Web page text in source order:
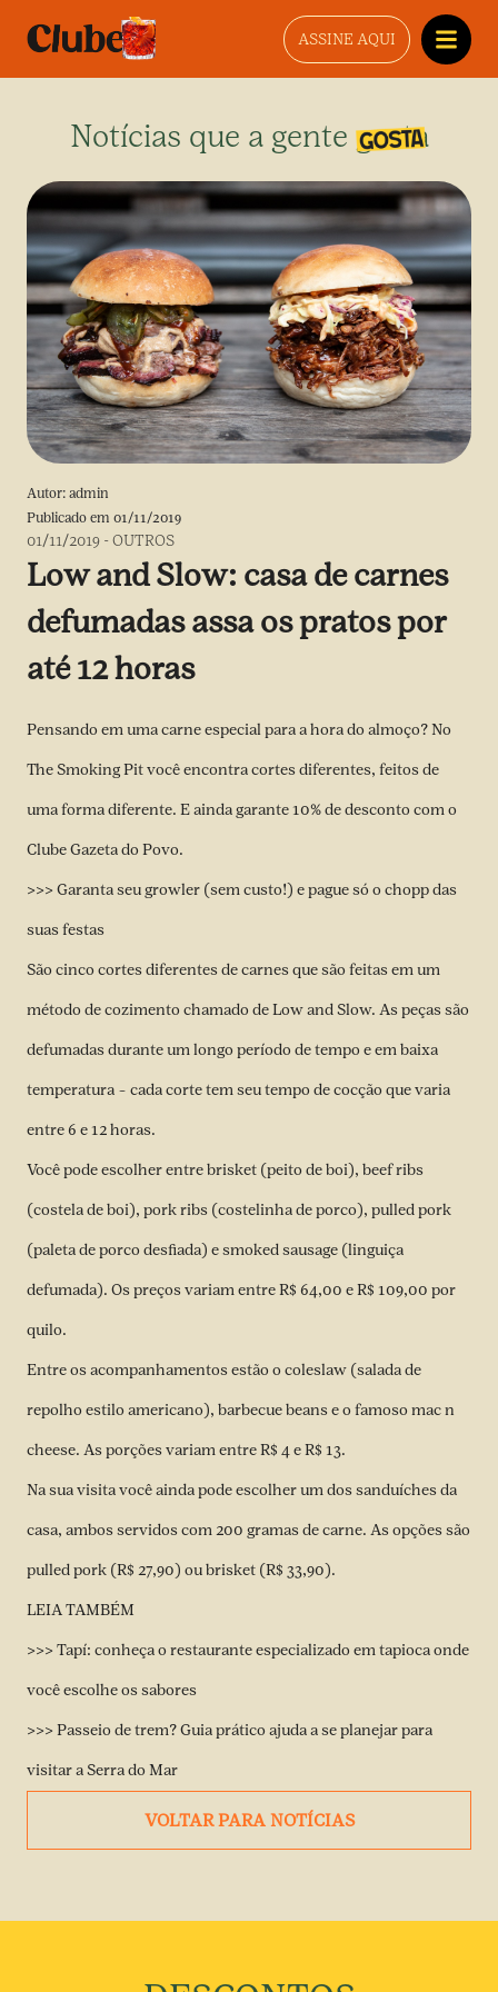
ASSINE AQUI
Notícias que a gente gosta
Autor: admin
Publicado em 01/11/2019
01/11/2019 -OUTROS
Low and Slow: casa de carnes
defumadas assa os pratos por
até 12 horas
Pensando em uma carne especial para a hora do almoço? No
The Smoking Pit você encontra cortes diferentes, feitos de
uma forma diferente. E ainda garante 10% de desconto com o
Clube Gazeta do Povo.
>>> Garanta seu growler (sem custo!) e pague só o chopp das
suas festas
São cinco cortes diferentes de carnes que são feitas em um
método de cozimento chamado de Low and Slow. As peças são
defumadas durante um longo período de tempo e em baixa
temperatura – cada corte tem seu tempo de cocção que varia
entre 6 e 12 horas.
Você pode escolher entre brisket (peito de boi), beef ribs
(costela de boi), pork ribs (costelinha de porco), pulled pork
(paleta de porco desfiada) e smoked sausage (linguiça
defumada). Os preços variam entre R$ 64,00 e R$ 109,00 por
quilo.
Entre os acompanhamentos estão o coleslaw (salada de
repolho estilo americano), barbecue beans e o famoso mac n
cheese. As porções variam entre R$ 4 e R$ 13.
Na sua visita você ainda pode escolher um dos sanduíches da
casa, ambos servidos com 200 gramas de carne. As opções são
pulled pork (R$ 27,90) ou brisket (R$ 33,90).
LEIA TAMBÉM
>>> Tapí: conheça o restaurante especializado em tapioca onde
você escolhe os sabores
>>> Passeio de trem? Guia prático ajuda a se planejar para
visitar a Serra do Mar
VOLTAR PARA NOTÍCIAS